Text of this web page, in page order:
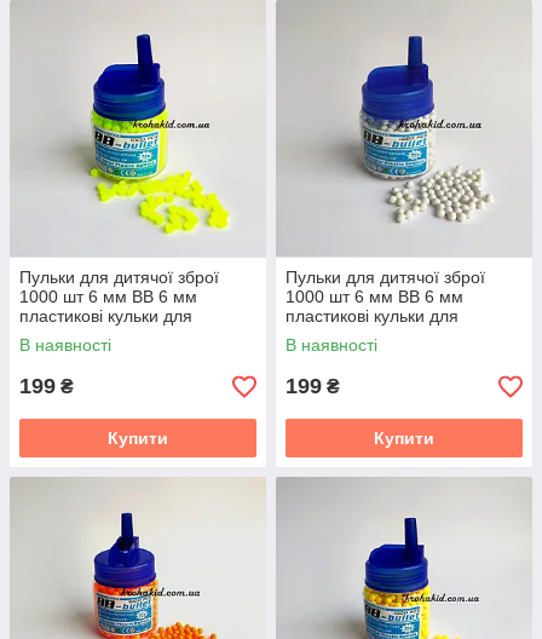
Пульки для дитячої зброї
1000 шт 6 мм BB 6 мм
пластикові кульки для
автомата та пістолета
В наявності
199 ₴
Купити
Пульки для дитячої зброї
1000 шт 6 мм BB 6 мм
пластикові кульки для
автомата та пістолета
В наявності
199 ₴
Купити